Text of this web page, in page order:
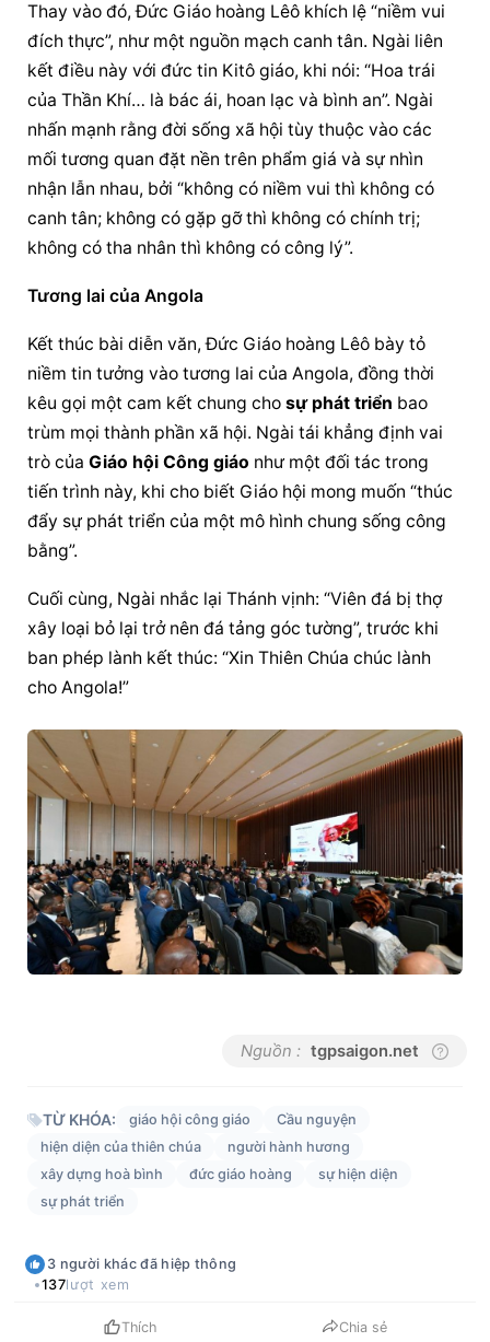
Thay vào đó, Đức Giáo hoàng Lêô khích lệ “niềm vui
đích thực”, như một nguồn mạch canh tân. Ngài liên
kết điều này với đức tin Kitô giáo, khi nói: “Hoa trái
của Thần Khí… là bác ái, hoan lạc và bình an”. Ngài
nhấn mạnh rằng đời sống xã hội tùy thuộc vào các
mối tương quan đặt nền trên phẩm giá và sự nhìn
nhận lẫn nhau, bởi “không có niềm vui thì không có
canh tân; không có gặp gỡ thì không có chính trị;
không có tha nhân thì không có công lý”.
Tương lai của Angola
Kết thúc bài diễn văn, Đức Giáo hoàng Lêô bày tỏ
niềm tin tưởng vào tương lai của Angola, đồng thời
kêu gọi một cam kết chung cho sự phát triển bao
trùm mọi thành phần xã hội. Ngài tái khẳng định vai
trò của Giáo hội Công giáo như một đối tác trong
tiến trình này, khi cho biết Giáo hội mong muốn “thúc
đẩy sự phát triển của một mô hình chung sống công
bằng”.
Cuối cùng, Ngài nhắc lại Thánh vịnh: “Viên đá bị thợ
xây loại bỏ lại trở nên đá tảng góc tường”, trước khi
ban phép lành kết thúc: “Xin Thiên Chúa chúc lành
cho Angola!”
Nguồn : tgpsaigon.net
TỪ KHÓA: giáo hội công giáo
Cầu nguyện
hiện diện của thiên chúa
người hành hương
xây dựng hoà bình
đức giáo hoàng
sự hiện diện
sự phát triển
3 người khác đã hiệp thông
137lượt xem
Thích Chia sẻ